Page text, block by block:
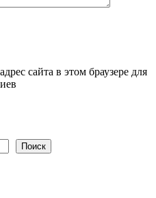
сайта в этом браузере для
Поиск